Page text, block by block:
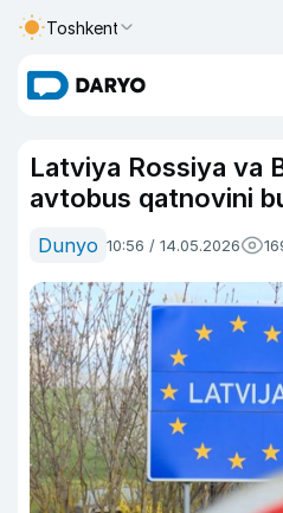
Toshkent
Latviya Rossiya va
avtobus qatnovini
Dunyo 10:56 / 14.05.2026